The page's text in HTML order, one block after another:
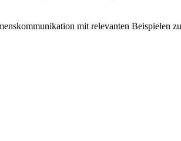
mit relevanten Beispielen